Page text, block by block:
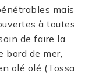
mais
à toutes
de faire la
bord de mer,
olé olé (Tossa